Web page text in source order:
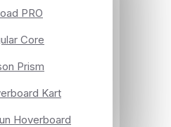
PRO
Core
Prism
Kart
Hoverboard